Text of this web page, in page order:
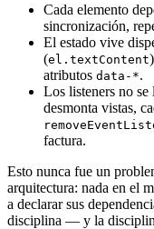
Cada elemento
sincronización,
El estado vive
(el.textContent
atributos data-*.
Los listeners no
desmonta vistas,
factura.
Esto nunca fue un
arquitectura: nada en el
a declarar sus
disciplina — y la